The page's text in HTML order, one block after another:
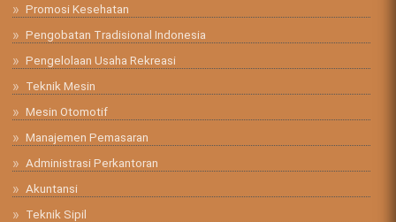
Promosi Kesehatan
Pengobatan Tradisional Indonesia
Pengelolaan Usaha Rekreasi
Teknik Mesin
Mesin Otomotif
Manajemen Pemasaran
Administrasi Perkantoran
Akuntansi
Teknik Sipil